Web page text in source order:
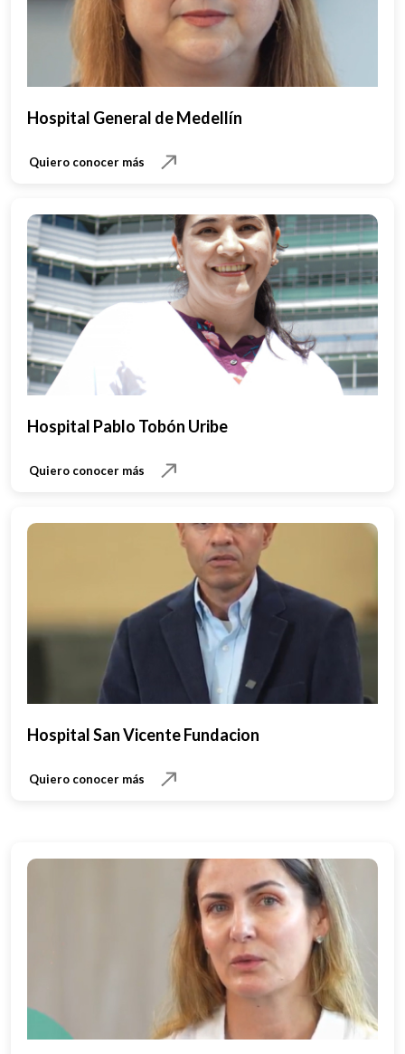
Hospital General de Medellín
Quiero conocer más
Hospital Pablo Tobón Uribe
Quiero conocer más
Hospital San Vicente Fundacion
Quiero conocer más